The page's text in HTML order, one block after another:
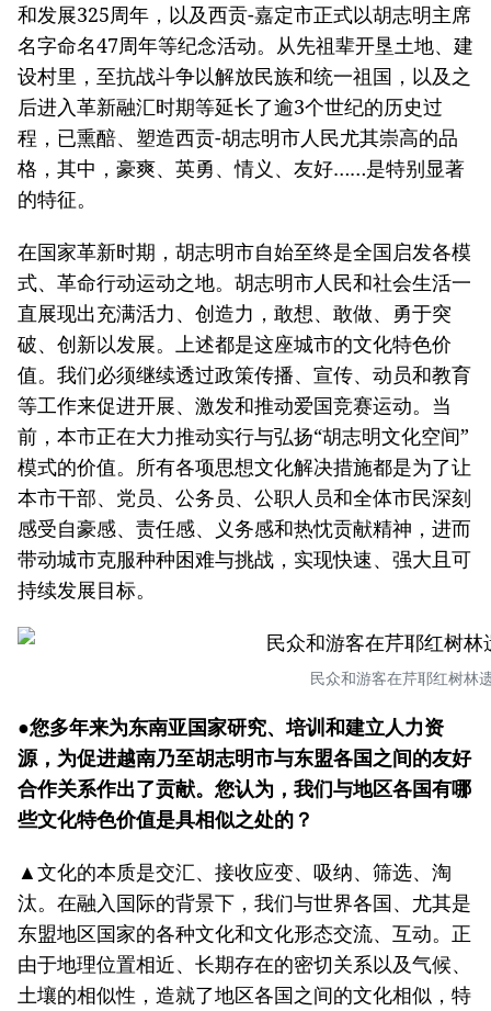
和发展325周年，以及西贡-嘉定市正式以胡志明主席
名字命名47周年等纪念活动。从先祖辈开垦土地、建
设村里，至抗战斗争以解放民族和统一祖国，以及之
后进入革新融汇时期等延长了逾3个世纪的历史过
程，已熏醅、塑造西贡-胡志明市人民尤其崇高的品
格，其中，豪爽、英勇、情义、友好……是特别显著
的特征。
在国家革新时期，胡志明市自始至终是全国启发各模
式、革命行动运动之地。胡志明市人民和社会生活一
直展现出充满活力、创造力，敢想、敢做、勇于突
破、创新以发展。上述都是这座城市的文化特色价
值。我们必须继续透过政策传播、宣传、动员和教育
等工作来促进开展、激发和推动爱国竞赛运动。当
前，本市正在大力推动实行与弘扬“胡志明文化空间”
模式的价值。所有各项思想文化解决措施都是为了让
本市干部、党员、公务员、公职人员和全体市民深刻
感受自豪感、责任感、义务感和热忱贡献精神，进而
带动城市克服种种困难与挑战，实现快速、强大且可
持续发展目标。
民众和游客在芹耶红树林
●您多年来为东南亚国家研究、培训和建立人力资
源，为促进越南乃至胡志明市与东盟各国之间的友好
合作关系作出了贡献。您认为，我们与地区各国有哪
些文化特色价值是具相似之处的？
▲文化的本质是交汇、接收应变、吸纳、筛选、淘
汰。在融入国际的背景下，我们与世界各国、尤其是
东盟地区国家的各种文化和文化形态交流、互动。正
由于地理位置相近、长期存在的密切关系以及气候、
土壤的相似性，造就了地区各国之间的文化相似，特